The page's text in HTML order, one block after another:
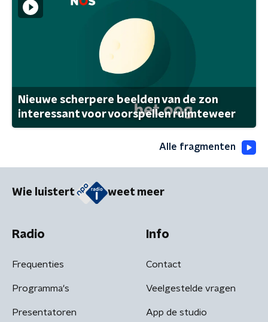
Nieuwe scherpere beelden van de zon
interessant voor voorspellen ruimteweer
Alle fragmenten
Wie luistert weet meer
Radio
Frequenties
Programma's
Presentatoren
Info
Contact
Veelgestelde vragen
App de studio